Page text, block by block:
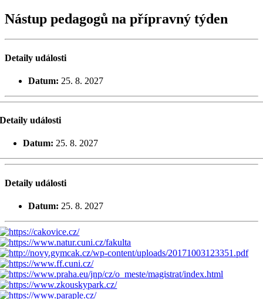
Nástup pedagogů na přípravný týden
Detaily události
Datum: 25. 8. 2027
Detaily události
Datum: 25. 8. 2027
Detaily události
Datum: 25. 8. 2027